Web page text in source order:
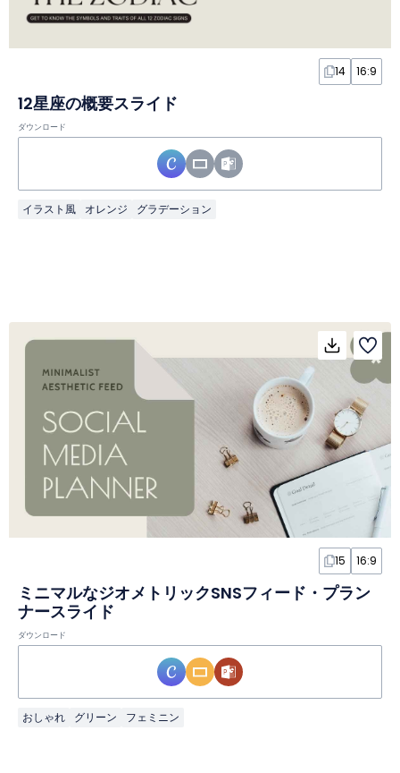
14 16:9
12星座の概要スライド
ダウンロード
イラスト風 オレンジ グラデーション
15 16:9
ミニマルなジオメトリックSNSフィード・プラン
ナースライド
ダウンロード
おしゃれ グリーン フェミニン